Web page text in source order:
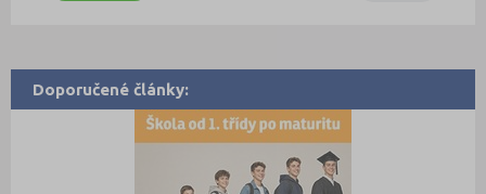
Doporučené články: